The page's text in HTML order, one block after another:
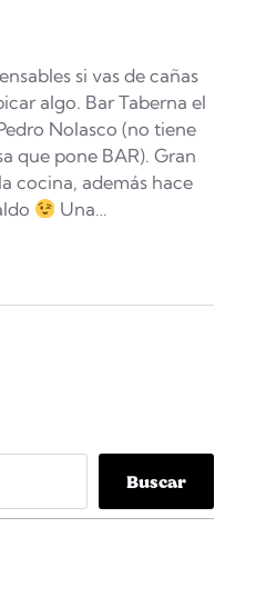
si vas de cañas
algo. Bar Taberna el
Nolasco (no tiene
que pone BAR). Gran
cocina, además hace
Una…
Buscar